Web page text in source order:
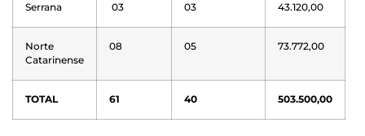
Serrana 03 03 43.120,00
Norte
Catarinense
08 05 73.772,00
TOTAL 61 40 503.500,00